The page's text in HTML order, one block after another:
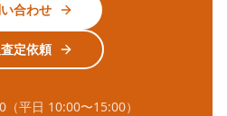
合わせ
定依頼
平日 10:00〜15:00）